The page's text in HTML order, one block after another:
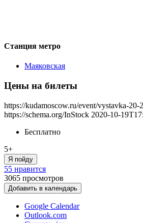
Станция метро
Маяковская
Цены на билеты
https://kudamoscow.ru/event/vystavka-20-
https://schema.org/InStock 2020-10-
Бесплатно
5+
Я пойду
55 нравится
3065 просмотров
Добавить в календарь
Google Calendar
Outlook.com